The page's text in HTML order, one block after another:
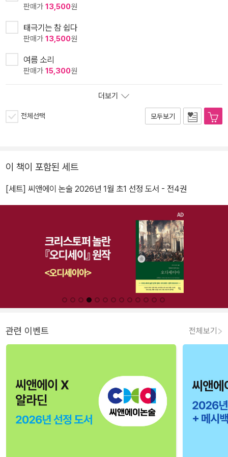
판매가 13,500원
태극기는 참 쉽다
판매가 13,500원
여름 소리
판매가 15,300원
더보기
전체선택 모두보기
이 책이 포함된 세트
[세트] 씨앤에이 논술 2026년 1월 초1 선정 도서 - 전4권
관련 이벤트 전체보기